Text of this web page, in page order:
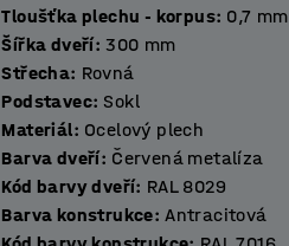
Tloušťka plechu - korpus: 0,7 mm
Šířka dveří: 300 mm
Střecha: Rovná
Podstavec: Sokl
Materiál: Ocelový plech
Barva dveří: Červená metalíza
Kód barvy dveří: RAL 8029
Barva konstrukce: Antracitová